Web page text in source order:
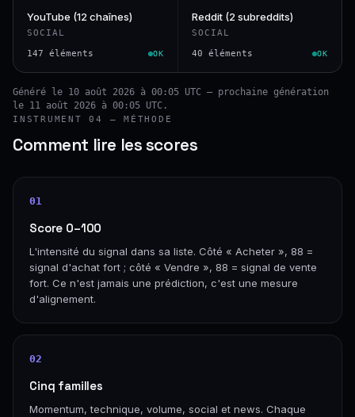
YouTube (12 chaînes)
SOCIAL
147 éléments OK
Reddit (2 subreddits)
SOCIAL
40 éléments OK
Généré le 10 août 2026 à 00:05 UTC — prochaine génération
le 11 août 2026 à 00:05 UTC.
INSTRUMENT 04 — MÉTHODE
Comment lire les scores
01
Score 0–100
L'intensité du signal dans sa liste. Côté « Acheter », 88 =
signal d'achat fort ; côté « Vendre », 88 = signal de vente
fort. Ce n'est jamais une prédiction, c'est une mesure
d'alignement.
02
Cinq familles
Momentum, technique, volume, social et news. Chaque